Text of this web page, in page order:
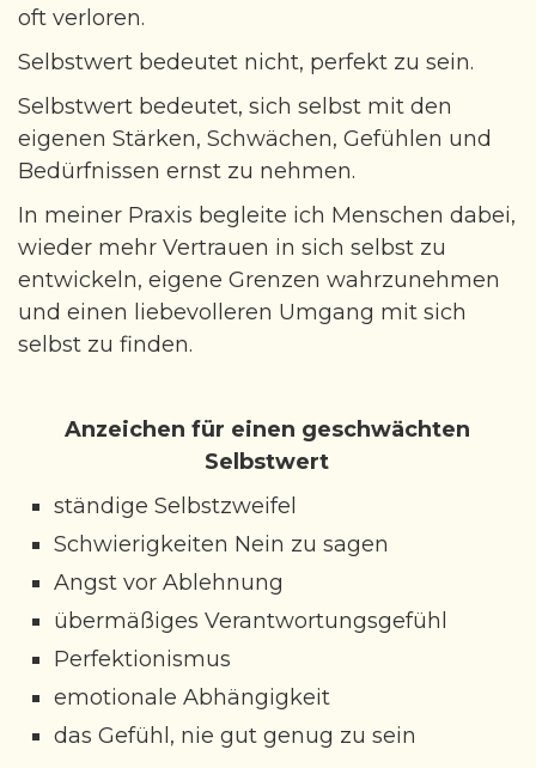
Transsensible Psychotherapie
Über mich
Angebote & Begleitung
Kontakt
oft verloren.
Selbstwert bedeutet nicht, perfekt zu sein.
Selbstwert bedeutet, sich selbst mit den
eigenen Stärken, Schwächen, Gefühlen und
Bedürfnissen ernst zu nehmen.
In meiner Praxis begleite ich Menschen dabei,
wieder mehr Vertrauen in sich selbst zu
entwickeln, eigene Grenzen wahrzunehmen
und einen liebevolleren Umgang mit sich
selbst zu finden.
Anzeichen für einen geschwächten
Selbstwert
ständige Selbstzweifel
Schwierigkeiten Nein zu sagen
Angst vor Ablehnung
übermäßiges Verantwortungsgefühl
Perfektionismus
emotionale Abhängigkeit
das Gefühl, nie gut genug zu sein